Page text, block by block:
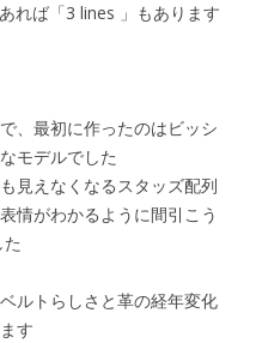
れば「3 lines 」もあります
、最初に作ったのはビッシ
モデルでした
見えなくなるスタッズ配列
情がわかるように間引こう
ルトらしさと革の経年変化
す